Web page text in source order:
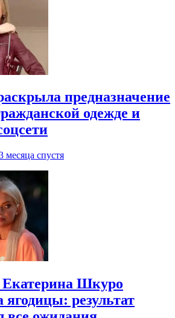
предназначение
одежде и
месяца спустя
Екатерина Шкуро
ягодицы: результат